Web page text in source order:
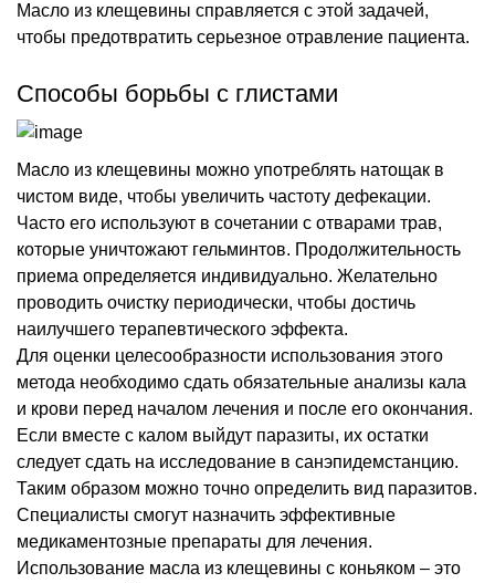
Масло из клещевины справляется с этой задачей,
чтобы предотвратить серьезное отравление пациента.
Способы борьбы с глистами
Масло из клещевины можно употреблять натощак в
чистом виде, чтобы увеличить частоту дефекации.
Часто его используют в сочетании с отварами трав,
которые уничтожают гельминтов. Продолжительность
приема определяется индивидуально. Желательно
проводить очистку периодически, чтобы достичь
наилучшего терапевтического эффекта.
Для оценки целесообразности использования этого
метода необходимо сдать обязательные анализы кала
и крови перед началом лечения и после его окончания.
Если вместе с калом выйдут паразиты, их остатки
следует сдать на исследование в санэпидемстанцию.
Таким образом можно точно определить вид паразитов.
Специалисты смогут назначить эффективные
медикаментозные препараты для лечения.
Использование масла из клещевины с коньяком – это